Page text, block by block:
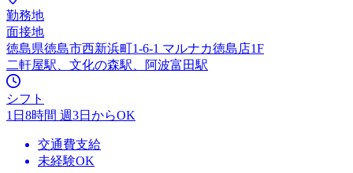
勤務地
面接地
徳島県徳島市西新浜町1-6-1 マルナカ徳島店1F
二軒屋駅、文化の森駅、阿波富田駅
シフト
1日8時間 週3日からOK
交通費支給
未経験OK